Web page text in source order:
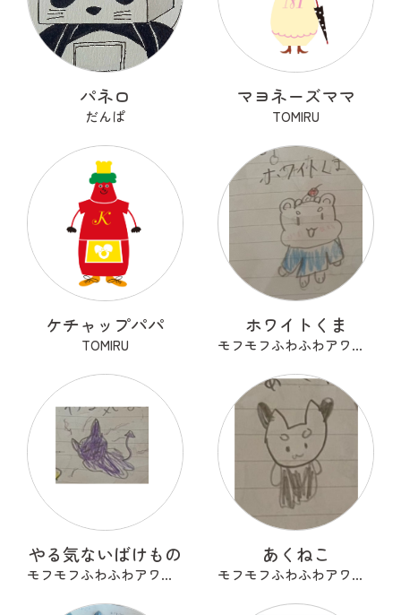
パネロ
だんぱ
マヨネーズママ
TOMIRU
ケチャップパパ
TOMIRU
ホワイトくま
モフモフふわふわアワアワ
やる気ないばけもの
モフモフふわふわアワアワ
あくねこ
モフモフふわふわアワアワ